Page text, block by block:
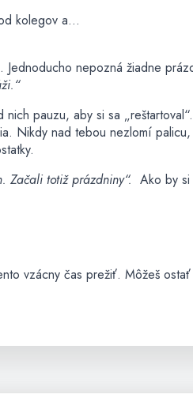
kolegov a…
nepozná žiadne
pauzu, aby si sa „reštartoval“.
Nikdy nad tebou nezlomí palicu,
Začali totiž prázdniny“. Ako by
vzácny čas prežiť. Môžeš